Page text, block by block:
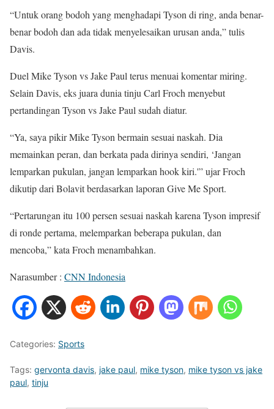
“Untuk orang bodoh yang menghadapi Tyson di ring, anda benar-
benar bodoh dan ada tidak menyelesaikan urusan anda,” tulis
Davis.
Duel Mike Tyson vs Jake Paul terus menuai komentar miring.
Selain Davis, eks juara dunia tinju Carl Froch menyebut
pertandingan Tyson vs Jake Paul sudah diatur.
“Ya, saya pikir Mike Tyson bermain sesuai naskah. Dia
memainkan peran, dan berkata pada dirinya sendiri, ‘Jangan
lemparkan pukulan, jangan lemparkan hook kiri.'” ujar Froch
dikutip dari Bolavit berdasarkan laporan Give Me Sport.
“Pertarungan itu 100 persen sesuai naskah karena Tyson impresif
di ronde pertama, melemparkan beberapa pukulan, dan
mencoba,” kata Froch menambahkan.
Narasumber : CNN Indonesia
Categories: Sports
Tags: gervonta davis, jake paul, mike tyson, mike tyson vs jake
paul, tinju